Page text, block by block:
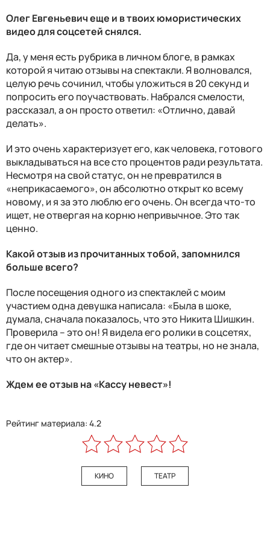
Олег Евгеньевич еще и в твоих юмористических
видео для соцсетей снялся.
Да, у меня есть рубрика в личном блоге, в рамках
которой я читаю отзывы на спектакли. Я волновался,
целую речь сочинил, чтобы уложиться в 20 секунд и
попросить его поучаствовать. Набрался смелости,
рассказал, а он просто ответил: «Отлично, давай
делать».
И это очень характеризует его, как человека, готового
выкладываться на все сто процентов ради результата.
Несмотря на свой статус, он не превратился в
«неприкасаемого», он абсолютно открыт ко всему
новому, и я за это люблю его очень. Он всегда что-то
ищет, не отвергая на корню непривычное. Это так
ценно.
Какой отзыв из прочитанных тобой, запомнился
больше всего?
После посещения одного из спектаклей с моим
участием одна девушка написала: «Была в шоке,
думала, сначала показалось, что это Никита Шишкин.
Проверила – это он! Я видела его ролики в соцсетях,
где он читает смешные отзывы на театры, но не знала,
что он актер».
Ждем ее отзыв на «Кассу невест»!
Рейтинг материала: 4.2
КИНО ТЕАТР